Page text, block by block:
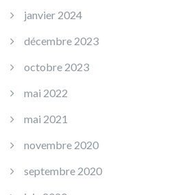
janvier 2024
décembre 2023
octobre 2023
mai 2022
mai 2021
novembre 2020
septembre 2020